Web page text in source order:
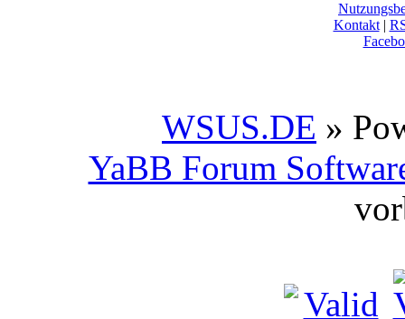
Kontakt|
WSUS.DE »
YaBB Forum